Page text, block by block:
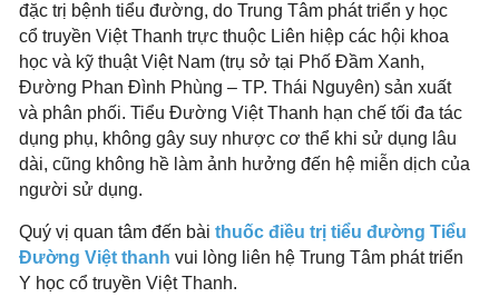
đặc trị bệnh tiểu đường, do Trung Tâm phát triển y học
cổ truyền Việt Thanh trực thuộc Liên hiệp các hội khoa
học và kỹ thuật Việt Nam (trụ sở tại Phố Đầm Xanh,
Đường Phan Đình Phùng – TP. Thái Nguyên) sản xuất
và phân phối. Tiểu Đường Việt Thanh hạn chế tối đa tác
dụng phụ, không gây suy nhược cơ thể khi sử dụng lâu
dài, cũng không hề làm ảnh hưởng đến hệ miễn dịch của
người sử dụng.
Quý vị quan tâm đến bài thuốc điều trị tiểu đường Tiểu
Đường Việt thanh vui lòng liên hệ Trung Tâm phát triển
Y học cổ truyền Việt Thanh.